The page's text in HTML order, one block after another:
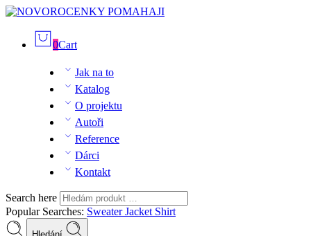
0Cart
Jak na to
Katalog
O projektu
Autoři
Reference
Dárci
Kontakt
Search here
Popular Searches: SweaterJacket Shirt